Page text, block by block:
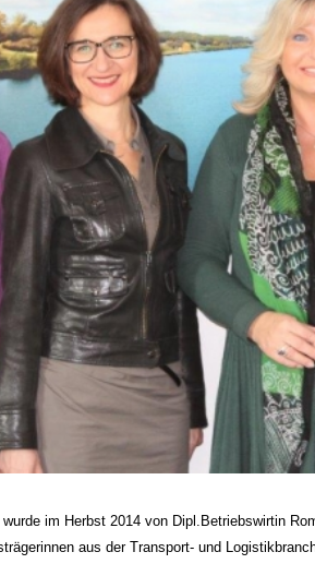
im Herbst 2014 von Dipl.Betriebswirtin
aus der Transport- und